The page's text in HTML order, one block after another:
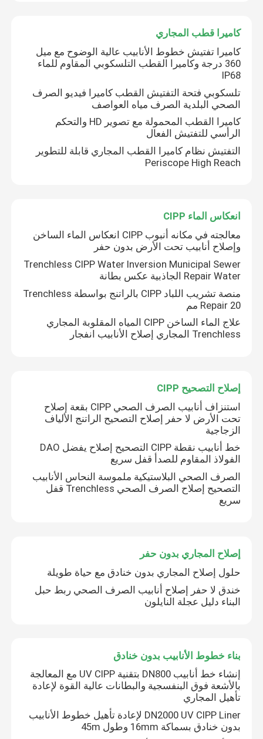
منتجات
معلومات عنا
جولة في المعمل
رقابة جودة
اتصل بنا
اطلب اقتباس
معدات الأشعة فوق البنفسجية CIPP
الأشعة فوق البنفسجية علاجه CIPP
كاميرا قطب المجاري
كاميرا تفتيش خطوط الأنابيب عالية الوضوح مع ميل
360 درجة وكاميرا القطب التلسكوبي المقاوم للماء
IP68
تلسكوبي فتحة التفتيش القطب كاميرا فيديو الصرف
الصحي البلدية الصرف مياه العواصف
كاميرا القطب المحمولة مع تصوير HD والتحكم
الرأسي للتفتيش الفعال
التفتيش نظام كاميرا القطب المجاري قابلة للتطوير
Periscope High Reach
انعكاس الماء CIPP
معالجته في مكانه أنبوب CIPP انعكاس الماء الساخن
وإصلاح أنابيب تحت الأرض بدون حفر
Trenchless CIPP Water Inversion Municipal Sewer
Repair Water الجاذبية عكس بطانة
منصة تشريب اللباد CIPP بالراتنج بواسطة Trenchless
Repair 20 مم
علاج الماء الساخن CIPP المياه المقلوبة المجاري
Trenchless المجاري إصلاح الأنابيب انفجار
إصلاح التصحيح CIPP
استنزاف أنابيب الصرف الصحي CIPP بقعة إصلاح
تحت الأرض لا حفر إصلاح التصحيح الراتنج الألياف
الزجاجية
خط أنابيب نقطة CIPP التصحيح إصلاح يفضل DAO
الفولاذ المقاوم للصدأ قفل سريع
الصرف الصحي البلاستيكية ملموسة النحاس الأنابيب
التصحيح إصلاح الصرف الصحي Trenchless قفل
سريع
إصلاح المجاري بدون حفر
حلول إصلاح المجاري بدون خنادق مع حياة طويلة
خندق لا حفر إصلاح أنابيب الصرف الصحي ربط حبل
البناء دليل عجلة النايلون
بناء خطوط الأنابيب بدون خنادق
إنشاء خط أنابيب DN800 بتقنية UV CIPP مع المعالجة
بالأشعة فوق البنفسجية والبطانات عالية القوة لإعادة
تأهيل المجاري
DN2000 UV CIPP Liner لإعادة تأهيل خطوط الأنابيب
بدون خنادق بسماكة 16mm وطول 45m